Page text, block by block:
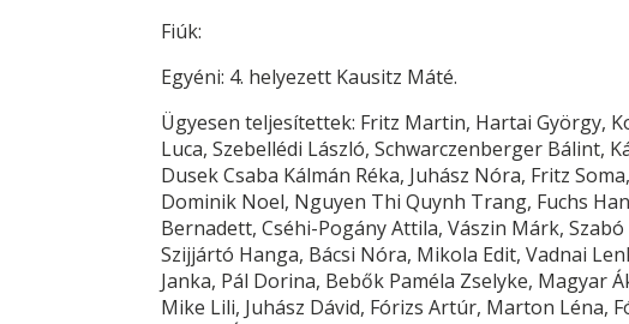
Fiúk:
Egyéni: 4. helyezett Kausitz Máté.
Ügyesen teljesítettek: Fritz Martin, Hartai György,
Luca, Szebellédi László, Schwarczenberger Bálint,
Dusek Csaba Kálmán Réka, Juhász Nóra, Fritz
Dominik Noel, Nguyen Thi Quynh Trang, Fuchs
Bernadett, Cséhi-Pogány Attila, Vászin Márk, Szabó
Szijjártó Hanga, Bácsi Nóra, Mikola Edit, Vadnai
Janka, Pál Dorina, Bebők Paméla Zselyke, Magyar
Mike Lili, Juhász Dávid, Fórizs Artúr, Marton Léna,